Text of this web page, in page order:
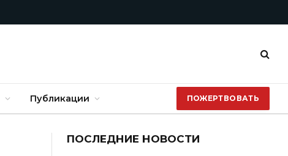
Публикации ПОЖЕРТВОВАТЬ
ПОСЛЕДНИЕ НОВОСТИ